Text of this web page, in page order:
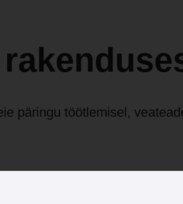
päringu töötlemisel,